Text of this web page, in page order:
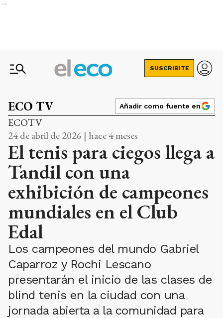
Ads
SUSCRIBITE
ECO TV Añadir como fuente en
ECOTV
24 de abril de 2026 | hace 4 meses
El tenis para ciegos llega a
Tandil con una
exhibición de campeones
mundiales en el Club
Edal
Los campeones del mundo Gabriel
Caparroz y Rochi Lescano
presentarán el inicio de las clases de
blind tenis en la ciudad con una
jornada abierta a la comunidad para